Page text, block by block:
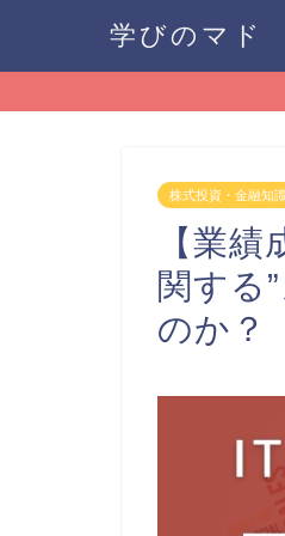
学びのマド
株式投資・金融知識
【業
関する
のか？